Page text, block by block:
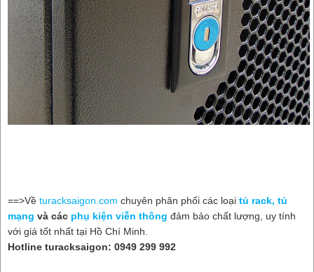
==>Về turacksaigon.com chuyên phân phối các loại tủ rack, tủ
mạng và các phụ kiện viễn thông đảm bảo chất lượng, uy tính
với giá tốt nhất tại Hồ Chí Minh.
Hotline turacksaigon: 0949 299 992